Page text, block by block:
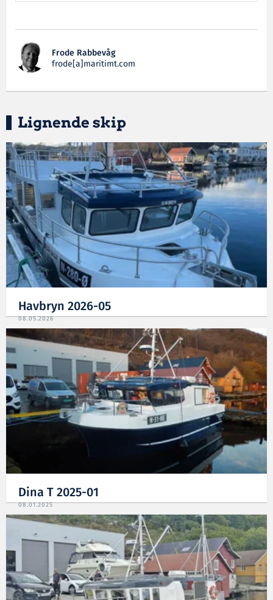
Frode Rabbevåg
frode[a]maritimt.com
Lignende skip
Havbryn 2026-05
08.05.2026
Dina T 2025-01
08.01.2025